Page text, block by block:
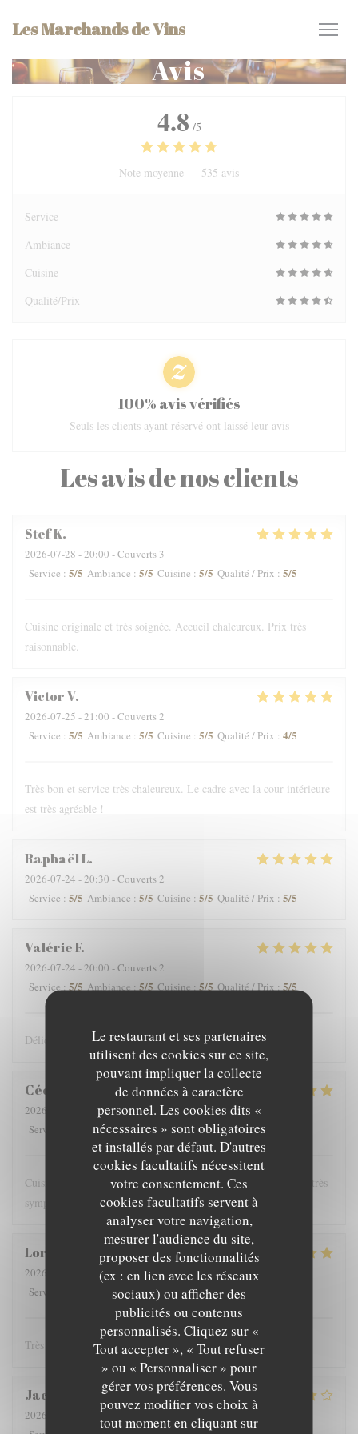
Le restaurant et ses partenaires
utilisent des cookies sur ce site,
pouvant impliquer la collecte
de données à caractère
personnel. Les cookies dits «
nécessaires » sont obligatoires
et installés par défaut. D'autres
cookies facultatifs nécessitent
votre consentement. Ces
cookies facultatifs servent à
analyser votre navigation,
mesurer l'audience du site,
proposer des fonctionnalités
(ex : en lien avec les réseaux
sociaux) ou afficher des
publicités ou contenus
personnalisés. Cliquez sur «
Tout accepter », « Tout refuser
» ou « Personnaliser » pour
gérer vos préférences. Vous
pouvez modifier vos choix à
tout moment en cliquant sur
Les Marchands de Vins
Avis
Les avis de nos clients
StefK
2026-07-28 - 20:00 - Couverts 3
Service : 5/5 Ambiance : 5/5 Cuisine : 5/5 Qualité / Prix : 5/5
Cuisine originale et très soignée. Accueil chaleureux. Prix très
raisonnable.
VictorV
2026-07-25 - 21:00 - Couverts 2
Service : 5/5 Ambiance : 5/5 Cuisine : 5/5 Qualité / Prix : 4/5
Très bon et service très chaleureux. Le cadre avec la cour intérieure
est très agréable !
RaphaëlL
2026-07-24 - 20:30 - Couverts 2
Service : 5/5 Ambiance : 5/5 Cuisine : 5/5 Qualité / Prix : 5/5
ValérieF
2026-07-24 - 20:00 - Couverts 2
Service:5/5 Ambiance:5/5 Cuisine:5/5 Qualité / Prix:5/5
Délicieux comme toujours
Cécile
2026-07-21
- 19:00 - Couverts 2
Service
Ambiance:5/5 Cuisine: 5/5 Qualité / Prix
Cuisine goûteuse produits de saison frais jolies assiettes service très
sympathique bons vins
Lorraine
2026-07-21
- 20:00 - Couverts 2
Service
Ambiance:5/5 Cuisine:5/5 Qualité / Prix
Très bon et service sympa !
Jacques
2026-07-22
- 19:30 - Couverts 2
4.8 /5
Note moyenne — 535 avis
Service
Ambiance
Cuisine
Qualité/Prix
100% avis vérifiés
Seuls les clients ayant réservé ont laissé leur avis